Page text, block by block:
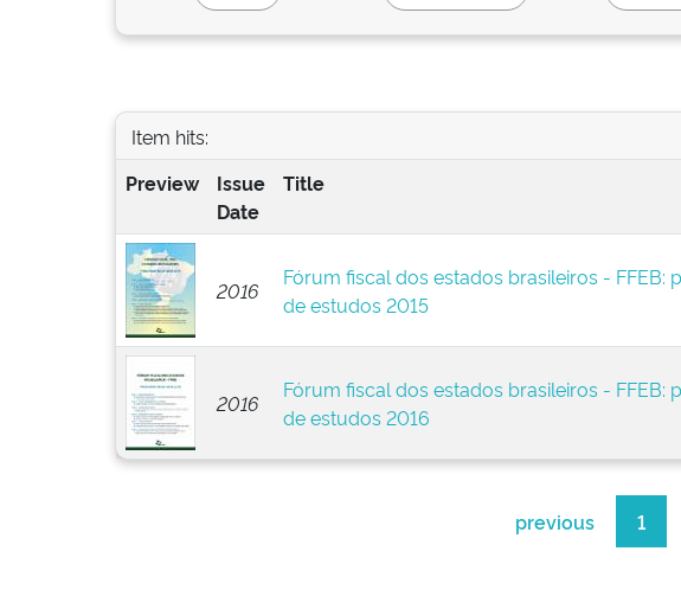
Item hits:
Preview
Issue
Date
Title
2016
Fórum fiscal dos estados brasileiros - FFEB:
de estudos 2015
2016
Fórum fiscal dos estados brasileiros - FFEB:
de estudos 2016
previous 1